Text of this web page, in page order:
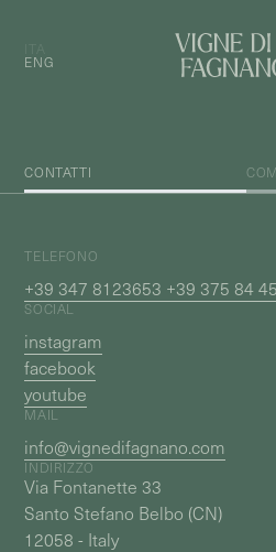
ENG
CONTATTI
TELEFONO
+39 347 8123653 +39 375 84
SOCIAL
instagram
facebook
youtube
MAIL
info@vignedifagnano.com
INDIRIZZO
Via Fontanette 33
Santo Stefano Belbo (CN)
12058 - Italy